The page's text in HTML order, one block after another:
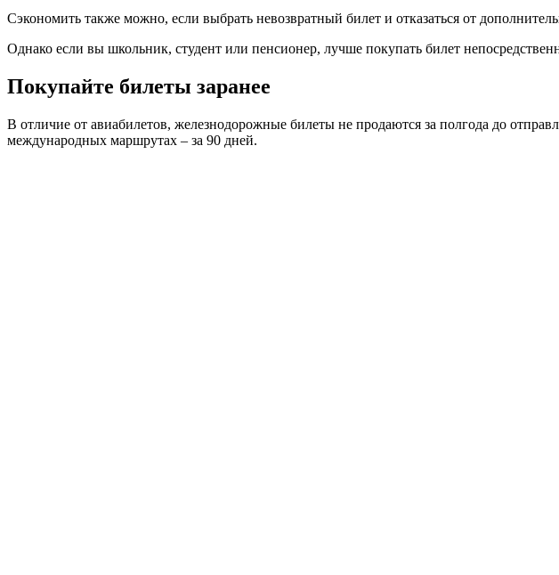
Сэкономить также можно, если выбрать невозвратный билет и отказаться от
Однако если вы школьник, студент или пенсионер, лучше покупать билет
Покупайте билеты заранее
В отличие от авиабилетов, железнодорожные билеты не продаются за полгода до
международных маршрутах – за 90 дней.